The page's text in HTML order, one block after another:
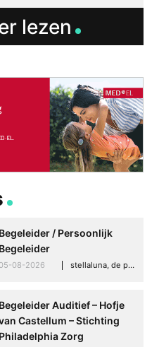
lezen
Begeleider / Persoonlijk
Begeleider
05-08-2026 stellaluna, de punt (drenthe)
Begeleider Auditief – Hofje
Castellum – Stichting
Philadelphia Zorg